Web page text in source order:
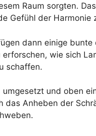
Raum sorgten.
Gefühl der Harmonie
dann einige
wie sich
schaffen.
und oben
Anheben der